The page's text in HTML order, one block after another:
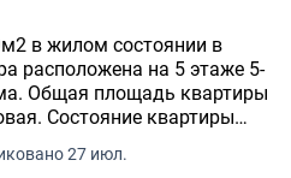
в жилом состоянии в
расположена на 5 этаже 5-
Общая площадь квартиры
Состояние квартиры
27 июл.